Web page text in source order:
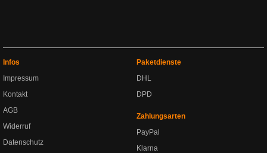
Infos
Impressum
Kontakt
AGB
Widerruf
Datenschutz
Paketdienste
DHL
DPD
Zahlungsarten
PayPal
Klarna